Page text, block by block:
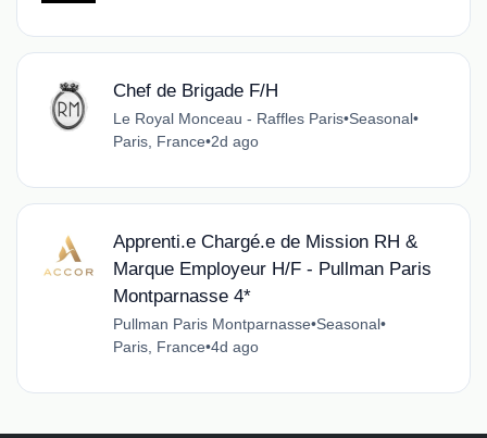
Chef de Brigade F/H
Le Royal Monceau - Raffles Paris•Seasonal•
Paris, France•2d ago
Apprenti.e Chargé.e de Mission RH &
Marque Employeur H/F - Pullman Paris
Montparnasse 4*
Pullman Paris Montparnasse•Seasonal•
Paris, France•4d ago